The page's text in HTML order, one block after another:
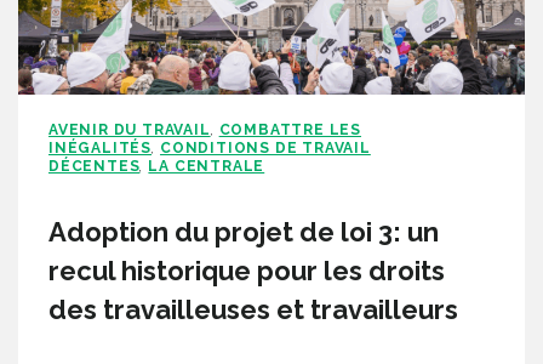
AVENIR DU TRAVAIL
COMBATTRE LES
INÉGALITÉS
CONDITIONS DE TRAVAIL
DÉCENTES LA CENTRALE
Adoption du projet de loi 3: un
recul historique pour les droits
des travailleuses et travailleurs